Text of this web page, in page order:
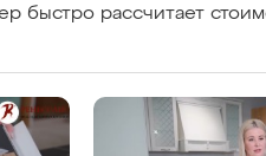
быстро рассчитает